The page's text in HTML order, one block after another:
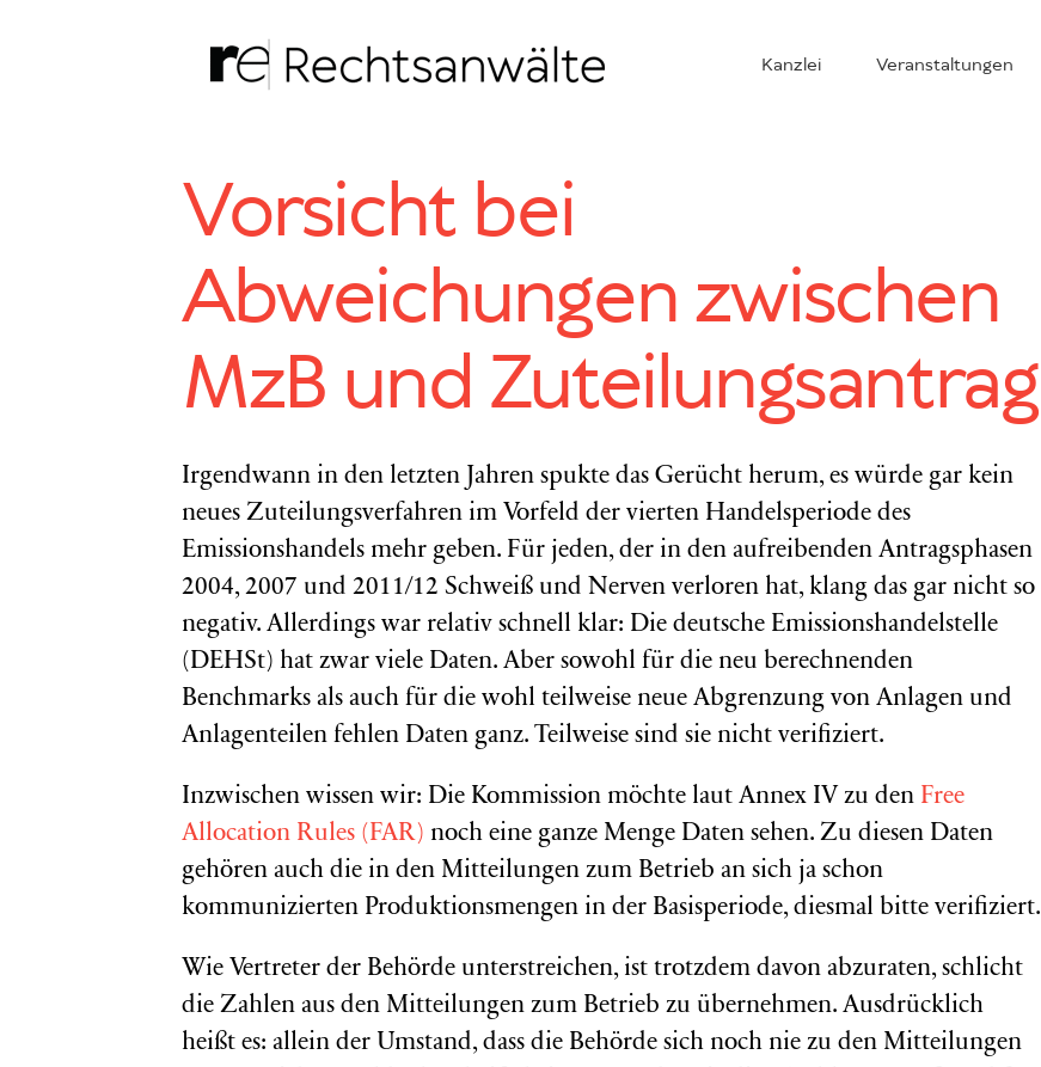
Kanzlei Veranstaltungen
Vorsicht bei
Abweichungen zwischen
MzB und Zuteilungsantrag
Irgendwann in den letzten Jahren spukte das Gerücht herum, es würde gar kein
neues Zuteilungsverfahren im Vorfeld der vierten Handelsperiode des
Emissionshandels mehr geben. Für jeden, der in den aufreibenden Antragsphasen
2004, 2007 und 2011/12 Schweiß und Nerven verloren hat, klang das gar nicht so
negativ. Allerdings war relativ schnell klar: Die deutsche Emissionshandelstelle
(DEHSt) hat zwar viele Daten. Aber sowohl für die neu berechnenden
Benchmarks als auch für die wohl teilweise neue Abgrenzung von Anlagen und
Anlagenteilen fehlen Daten ganz. Teilweise sind sie nicht verifiziert.
Inzwischen wissen wir: Die Kommission möchte laut Annex IV zu den Free
Allocation Rules (FAR) noch eine ganze Menge Daten sehen. Zu diesen Daten
gehören auch die in den Mitteilungen zum Betrieb an sich ja schon
kommunizierten Produktionsmengen in der Basisperiode, diesmal bitte verifiziert.
Wie Vertreter der Behörde unterstreichen, ist trotzdem davon abzuraten, schlicht
die Zahlen aus den Mitteilungen zum Betrieb zu übernehmen. Ausdrücklich
heißt es: allein der Umstand, dass die Behörde sich noch nie zu den Mitteilungen